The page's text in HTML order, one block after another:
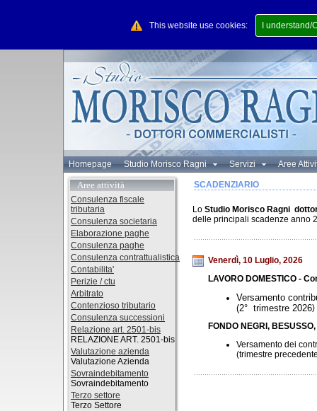
This website use cookies: I
Homepage Studio Morisco Ragni Servizi Aree
Aree attività
Consulenza fiscale
tributaria
Consulenza societaria
Elaborazione paghe
Consulenza paghe
Consulenza contrattualistica
Contabilita'
Perizie / ctu
Arbitrato
Contenzioso tributario
Consulenza successioni
Relazione art. 2501-bis
RELAZIONE ART. 2501-bis
Valutazione azienda
Valutazione Azienda
Sovraindebitamento
Sovraindebitamento
Terzo settore
Terzo Settore
SCADENZIARIO
Lo Studio Morisco Ragni
delle principali scadenze anno
Venerdì, 10 Luglio, 2026
LAVORO DOMESTICO -
Versamento
(2° trimestre 2026)
FONDO NEGRI,
Versamento dei
(trimestre